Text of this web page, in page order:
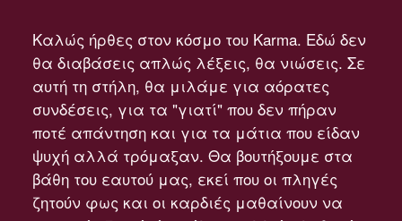
Καλώς ήρθες στον κόσμο του Karma. Εδώ δεν
θα διαβάσεις απλώς λέξεις, θα νιώσεις. Σε
αυτή τη στήλη, θα μιλάμε για αόρατες
συνδέσεις, για τα "γιατί" που δεν πήραν
ποτέ απάντηση και για τα μάτια που είδαν
ψυχή αλλά τρόμαξαν. Θα βουτήξουμε στα
βάθη του εαυτού μας, εκεί που οι πληγές
ζητούν φως και οι καρδιές μαθαίνουν να